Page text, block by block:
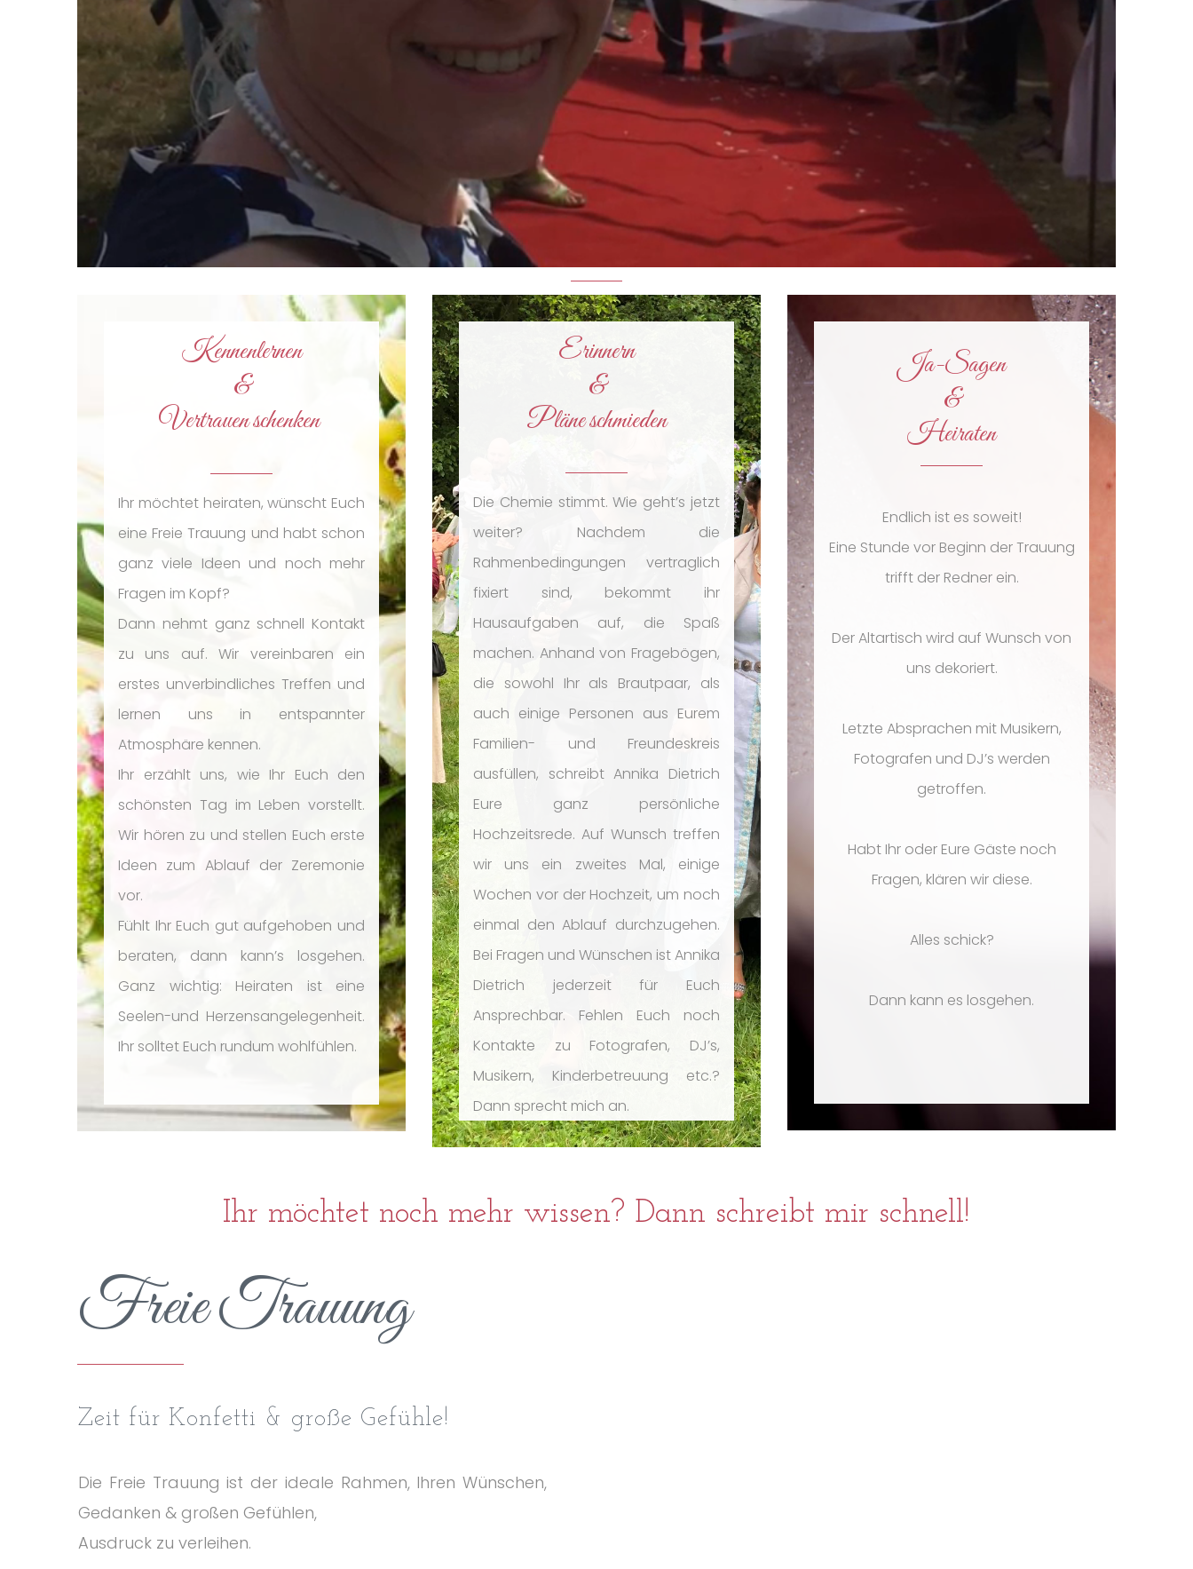
Kennenlernen
&
Vertrauen schenken
Ihr möchtet heiraten, wünscht Euch
eine Freie Trauung und habt schon
ganz viele Ideen und noch mehr
Fragen im Kopf?
Dann nehmt ganz schnell Kontakt
zu uns auf. Wir vereinbaren ein
erstes unverbindliches Treffen und
lernen uns in entspannter
Atmosphäre kennen.
Ihr erzählt uns, wie Ihr Euch den
schönsten Tag im Leben vorstellt.
Wir hören zu und stellen Euch erste
Ideen zum Ablauf der Zeremonie
vor.
Fühlt Ihr Euch gut aufgehoben und
beraten, dann kann’s losgehen.
Ganz wichtig: Heiraten ist eine
Seelen-und Herzensangelegenheit.
Ihr solltet Euch rundum wohlfühlen.
Erinnern
&
Pläne schmieden
Die Chemie stimmt. Wie geht’s jetzt
weiter? Nachdem die
Rahmenbedingungen vertraglich
fixiert sind, bekommt ihr
Hausaufgaben auf, die Spaß
machen. Anhand von Fragebögen,
die sowohl Ihr als Brautpaar, als
auch einige Personen aus Eurem
Familien- und Freundeskreis
ausfüllen, schreibt Annika Dietrich
Eure ganz persönliche
Hochzeitsrede. Auf Wunsch treffen
wir uns ein zweites Mal, einige
Wochen vor der Hochzeit, um noch
einmal den Ablauf durchzugehen.
Bei Fragen und Wünschen ist Annika
Dietrich jederzeit für Euch
Ansprechbar. Fehlen Euch noch
Kontakte zu Fotografen, DJ’s,
Musikern, Kinderbetreuung etc.?
Dann sprecht mich an.
Ja-Sagen
&
Heiraten
Endlich ist es soweit!
Eine Stunde vor Beginn der Trauung
trifft der Redner ein.
Der Altartisch wird auf Wunsch von
uns dekoriert.
Letzte Absprachen mit Musikern,
Fotografen und DJ’s werden
getroffen.
Habt Ihr oder Eure Gäste noch
Fragen, klären wir diese.
Alles schick?
Dann kann es losgehen.
Ihr möchtet noch mehr wissen? Dann schreibt mir schnell!
Freie Trauung
Zeit für Konfetti & große Gefühle!
Die Freie Trauung ist der ideale Rahmen, Ihren Wünschen,
Gedanken & großen Gefühlen,
Ausdruck zu verleihen.